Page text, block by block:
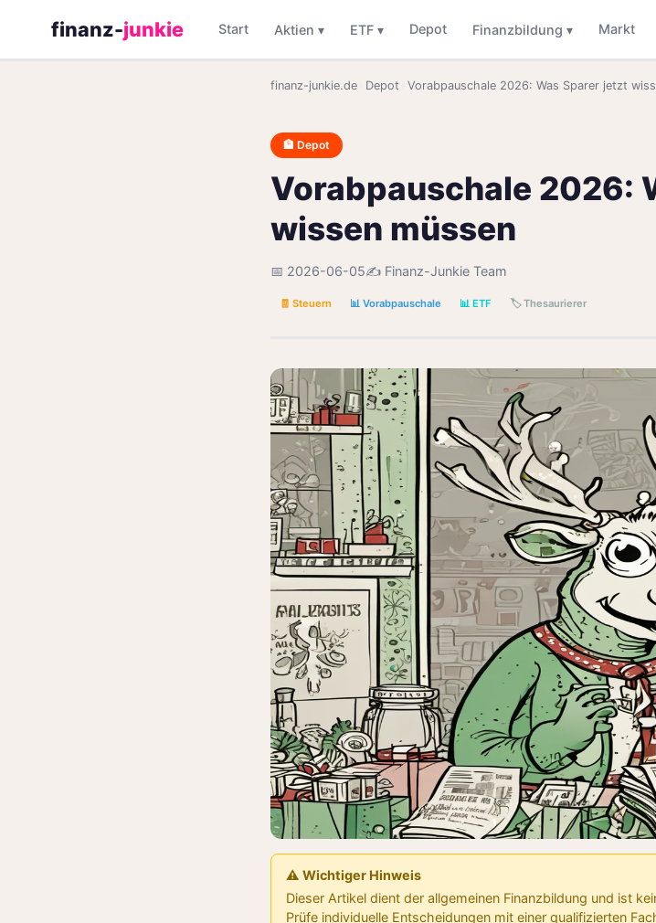
finanz-junkie Start Aktien ▾ ETF ▾ Depot Finanzbildung ▾ Markt
finanz-junkie.de Depot Vorabpauschale 2026: Was Sparer jetzt
🏦 Depot
Vorabpauschale 2026:
wissen müssen
📅 2026-06-05✍️ Finanz-Junkie Team
🧾 Steuern 📊 Vorabpauschale 📊 ETF 🏷️ Thesaurierer
⚠️ Wichtiger Hinweis
Dieser Artikel dient der allgemeinen Finanzbildung und ist
Prüfe individuelle Entscheidungen mit einer qualifizierten